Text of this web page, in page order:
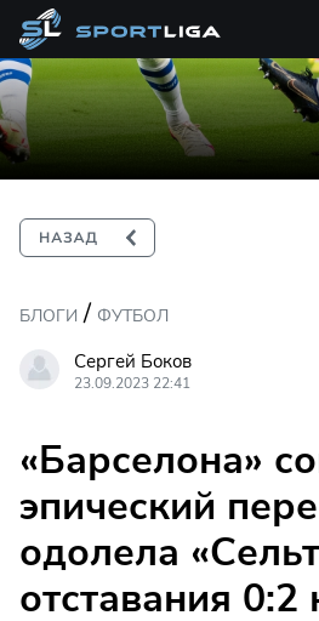
БЛОГИ / ФУТБОЛ
Сергей Боков
23.09.2023 22:41
«Барселона»
эпический
одолела
отставания 0:2